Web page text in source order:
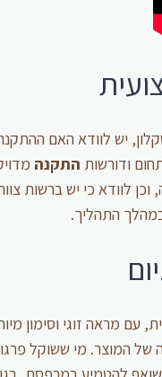
יש לוודא האם
ודורשות התקנה
לוודא כי יש ברשות
התהליך.
עם מראה זוגי וסימון
המוצר. מי ששוקל